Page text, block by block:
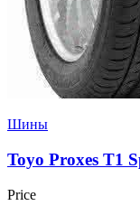
Шины
Toyo Proxes T1
Price